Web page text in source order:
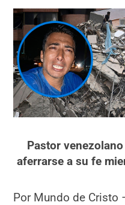
Pastor
aferrarse a su fe
Por Mundo de Cristo